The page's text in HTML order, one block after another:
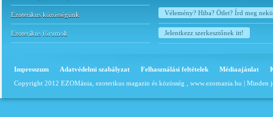
Ezoterikus közösségünk
Ezoterikus fórumok
Vélemény? Hiba? Ötlet? Írd meg
Jelentkezz szerkesztőnek itt!
Impresszum Adatvédelmi szabályzat Felhasználási feltételek Médiaajánlat
Copyright 2012 EZOMánia, ezoterikus magazin és közösség , www.ezomania.hu | Minden